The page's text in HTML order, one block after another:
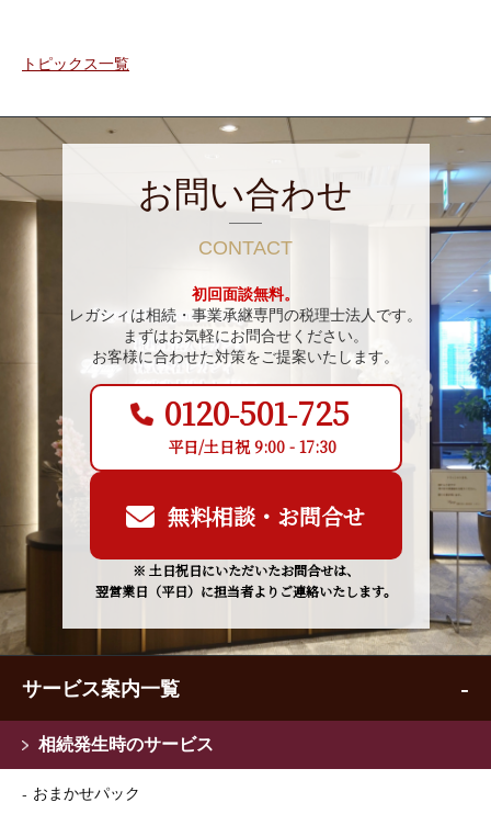
トピックス一覧
お問い合わせ
CONTACT
初回面談無料。
レガシィは相続・事業承継専門の税理士法人です。
まずはお気軽にお問合せください。
お客様に合わせた対策をご提案いたします。
0120-501-725
平日/土日祝 9:00 - 17:30
無料相談・お問合せ
※ 土日祝日にいただいたお問合せは、
翌営業日（平日）に担当者よりご連絡いたします。
サービス案内一覧
相続発生時のサービス
おまかせパック